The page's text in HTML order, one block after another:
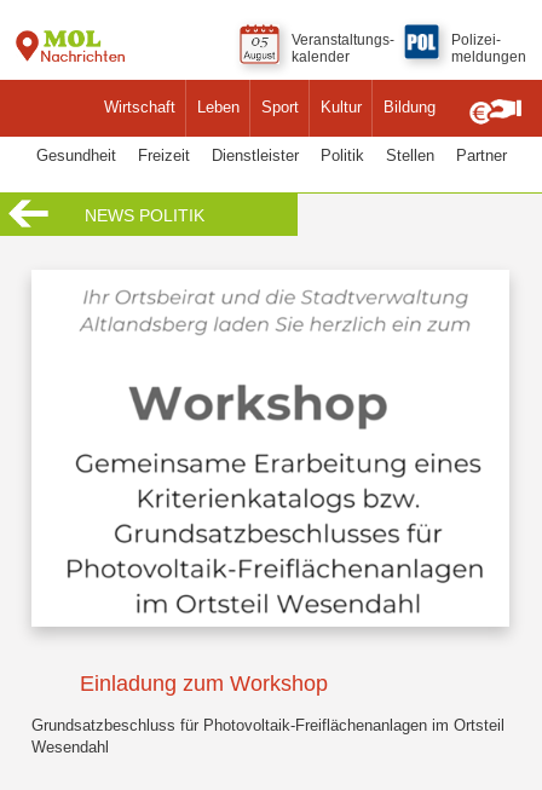
Wirtschaft Leben Sport Kultur Bildung
Veranstaltungs-
kalender
Polizei-
meldungen
Gesundheit Freizeit Dienstleister Politik Stellen Partner
NEWS POLITIK
Einladung zum Workshop
Grundsatzbeschluss für Photovoltaik-Freiflächenanlagen im Ortsteil
Wesendahl